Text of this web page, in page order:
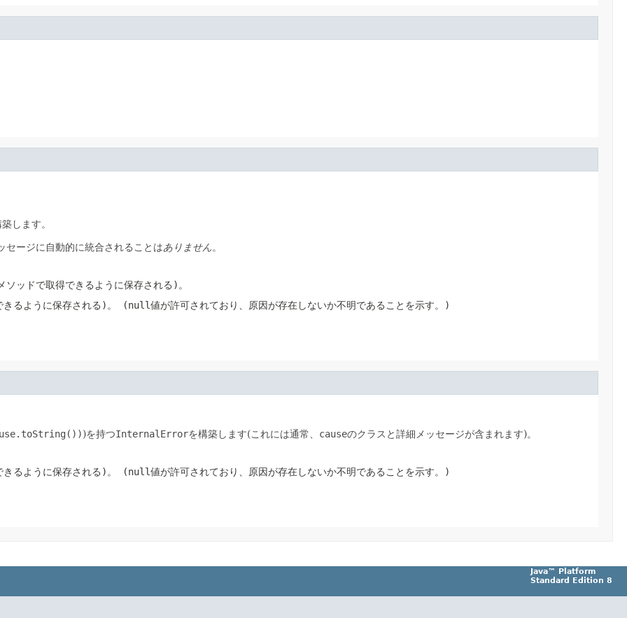
します。
セージに自動的に統合されることはありません。
ソッドで取得できるように保存される)。
るように保存される)。
(null値が許可されており、原因が存在しないか不明であることを示す。)
)を持つInternalErrorを構築します(これには通常、 causeのクラスと詳細メッセージが含まれます)。
るように保存される)。 (null値が許可されており、原因が存在しないか不明であることを示す。)
Java™ Platform
Standard Edition 8